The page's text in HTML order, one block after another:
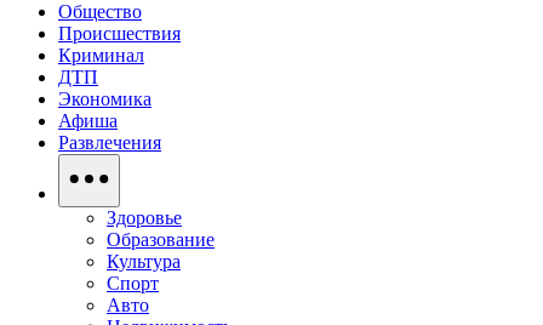
Общество
Происшествия
Криминал
ДТП
Экономика
Афиша
Развлечения
Здоровье
Образование
Культура
Спорт
Авто